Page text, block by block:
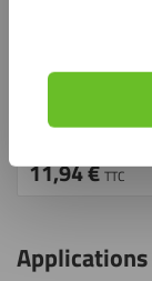
pièces)
11,94€ TTC
Applications